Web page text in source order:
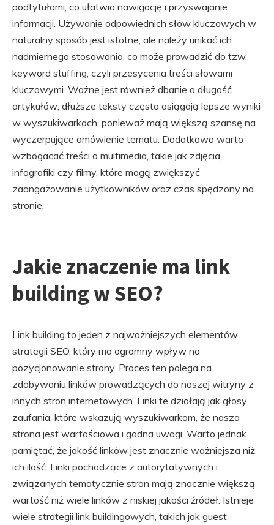
podtytułami, co ułatwia nawigację i przyswajanie
informacji. Używanie odpowiednich słów kluczowych w
naturalny sposób jest istotne, ale należy unikać ich
nadmiernego stosowania, co może prowadzić do tzw.
keyword stuffing, czyli przesycenia treści słowami
kluczowymi. Ważne jest również dbanie o długość
artykułów; dłuższe teksty często osiągają lepsze wyniki
w wyszukiwarkach, ponieważ mają większą szansę na
wyczerpujące omówienie tematu. Dodatkowo warto
wzbogacać treści o multimedia, takie jak zdjęcia,
infografiki czy filmy, które mogą zwiększyć
zaangażowanie użytkowników oraz czas spędzony na
stronie.
Jakie znaczenie ma link
building w SEO?
Link building to jeden z najważniejszych elementów
strategii SEO, który ma ogromny wpływ na
pozycjonowanie strony. Proces ten polega na
zdobywaniu linków prowadzących do naszej witryny z
innych stron internetowych. Linki te działają jak głosy
zaufania, które wskazują wyszukiwarkom, że nasza
strona jest wartościowa i godna uwagi. Warto jednak
pamiętać, że jakość linków jest znacznie ważniejsza niż
ich ilość. Linki pochodzące z autorytatywnych i
związanych tematycznie stron mają znacznie większą
wartość niż wiele linków z niskiej jakości źródeł. Istnieje
wiele strategii link buildingowych, takich jak guest